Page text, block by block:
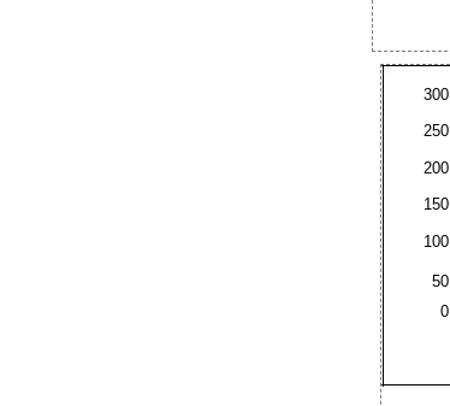
300
250
200
150
100
50
0